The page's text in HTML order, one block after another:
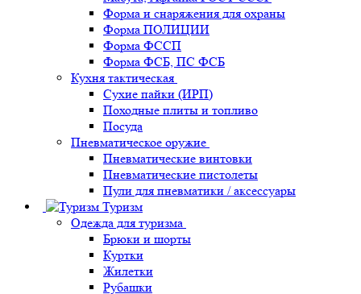
Форма и снаряжения для охраны
Форма ПОЛИЦИИ
Форма ФССП
Форма ФСБ, ПС ФСБ
Кухня тактическая
Сухие пайки (ИРП)
Походные плиты и топливо
Посуда
Пневматическое оружие
Пневматические винтовки
Пневматические пистолеты
Пули для пневматики / аксессуары
Туризм
Одежда для туризма
Брюки и шорты
Куртки
Жилетки
Рубашки